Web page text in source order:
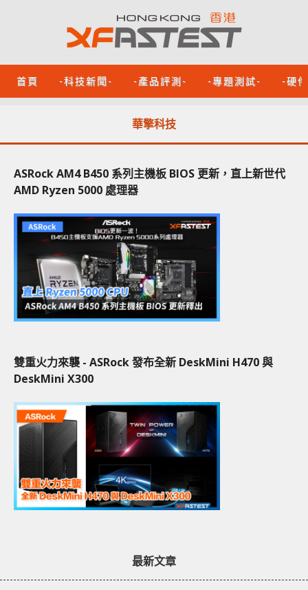
首頁 -科技新聞- -產品評測- -專題測試- -硬
華擎科技
ASRock AM4 B450 系列主機板 BIOS 更新，直上新世代
AMD Ryzen 5000 處理器
雙重火力來襲 - ASRock 發布全新 DeskMini H470 與
DeskMini X300
最新文章